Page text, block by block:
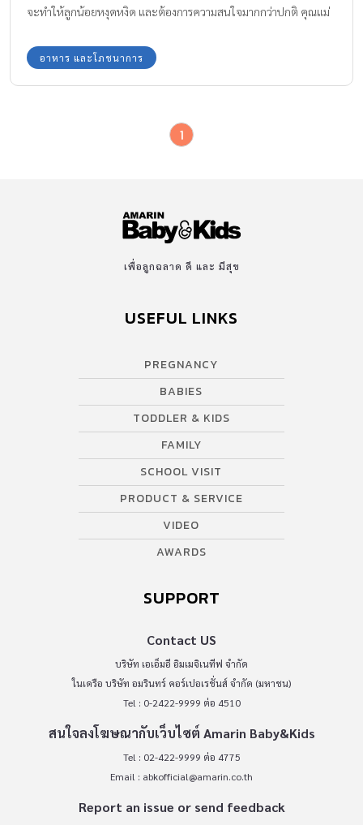
จะทำให้ลูกน้อยหงุดหงิด และต้องการความสนใจมากกว่าปกติ คุณแม่
ธรรมชาติ
อาหาร และโภชนาการ
1
เพื่อลูกฉลาด ดี และ มีสุข
USEFUL LINKS
PREGNANCY
BABIES
TODDLER & KIDS
FAMILY
SCHOOL VISIT
PRODUCT & SERVICE
VIDEO
AWARDS
SUPPORT
Contact US
บริษัท เอเอ็มอี อิมเมจิเนทีฟ จำกัด
ในเครือ บริษัท อมรินทร์ คอร์เปอเรชั่นส์ จำกัด (มหาชน)
Tel : 0-2422-9999 ต่อ 4510
สนใจลงโฆษณากับเว็บไซต์ Amarin Baby&Kids
Tel : 02-422-9999 ต่อ 4775
Email : abkofficial@amarin.co.th
Report an issue or send feedback